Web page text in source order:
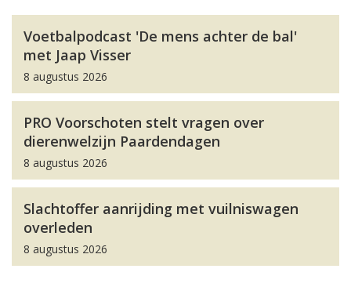
Voetbalpodcast 'De mens achter de bal'
met Jaap Visser
8 augustus 2026
PRO Voorschoten stelt vragen over
dierenwelzijn Paardendagen
8 augustus 2026
Slachtoffer aanrijding met vuilniswagen
overleden
8 augustus 2026